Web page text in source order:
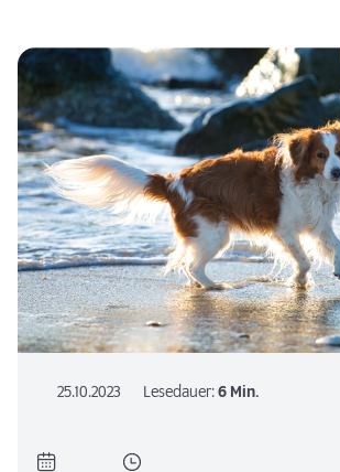
25.10.2023 Lesedauer:6 Min.